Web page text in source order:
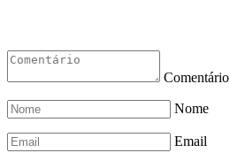
Comentário
Nome
Email